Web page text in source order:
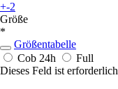
+-2
Größe
*
Größentabelle
Cob 24h
Full
Dieses Feld ist erforderlich